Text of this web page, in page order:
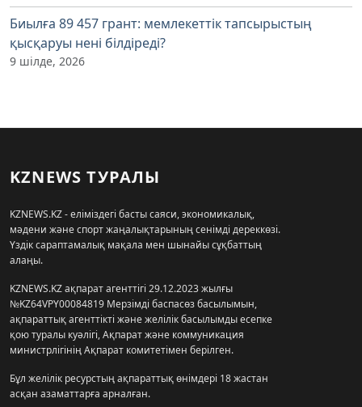
Биылға 89 457 грант: мемлекеттік тапсырыстың
қысқаруы нені білдіреді?
9 шілде, 2026
KZNEWS ТУРАЛЫ
KZNEWS.KZ - еліміздегі басты саяси, экономикалық,
мәдени және спорт жаңалықтарының сенімді дереккөзі.
Үздік сараптамалық мақала мен шынайы сұқбаттың
алаңы.
KZNEWS.KZ ақпарат агенттігі 29.12.2023 жылғы
№KZ64VPY00084819 Мерзімді баспасөз басылымын,
ақпараттық агенттікті және желілік басылымды есепке
қою туралы куәлігі, Ақпарат және коммуникация
министрлігінің Ақпарат комитетімен берілген.
Бұл желілік ресурстың ақпараттық өнімдері 18 жастан
асқан азаматтарға арналған.